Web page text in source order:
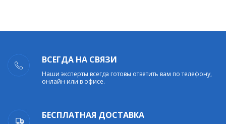
ВСЕГДА НА СВЯЗИ
Наши эксперты всегда готовы ответить вам по телефону,
онлайн или в офисе.
БЕСПЛАТНАЯ ДОСТАВКА